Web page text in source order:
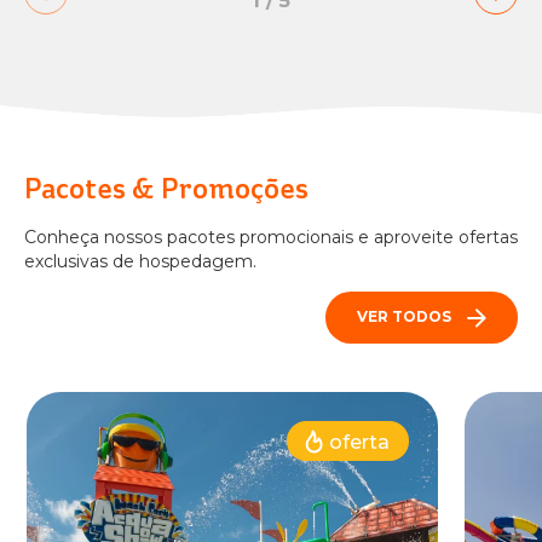
Pacotes & Promoções
Conheça nossos pacotes promocionais e aproveite ofertas
exclusivas de hospedagem.
VER TODOS
oferta